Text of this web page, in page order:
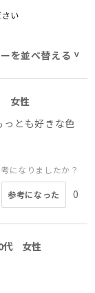
い
を並べ替える>
女性
っとも好きな色
になりましたか？
参考になった 0
代
女性